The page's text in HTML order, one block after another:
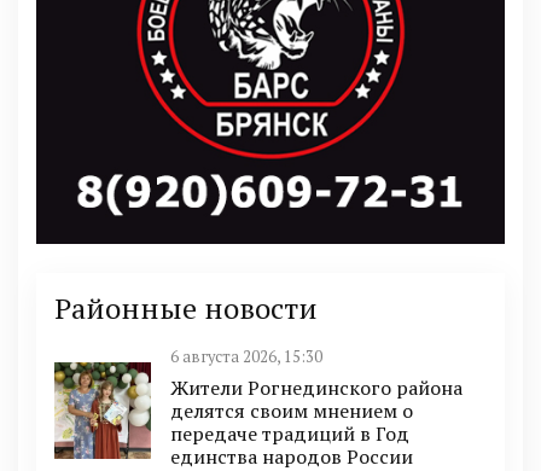
Районные новости
6 августа 2026, 15:30
Жители Рогнединского района
делятся своим мнением о
передаче традиций в Год
единства народов России